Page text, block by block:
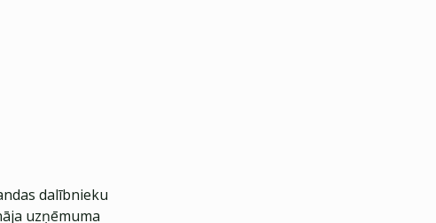
dalībnieku
uzņēmuma